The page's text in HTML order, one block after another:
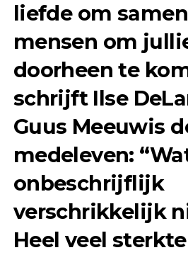
liefde om
mensen om
doorheen te
schrijft Ilse
Guus Meeuwis
medeleven:
onbeschrijflijk
verschrikkelijk
Heel veel